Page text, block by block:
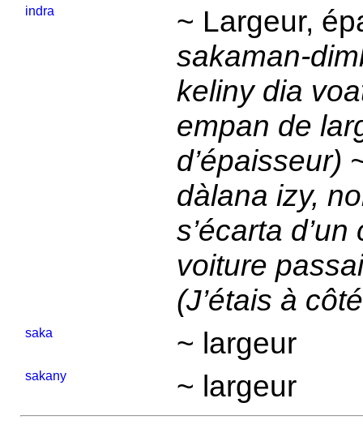
indra
~ Largeur,
sakaman-
keliny dia
empan de
d’épaisseur)
dàlana izy,
s’écarta
voiture
(J’étais à
saka ~ largeur
sakany ~ largeur